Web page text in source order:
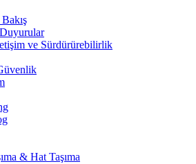
ve Sürdürürebilirlik
& Hat Taşıma